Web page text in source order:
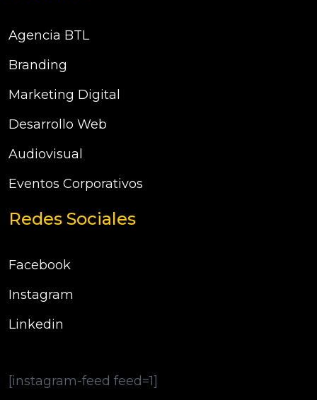
Agencia BTL
Branding
Marketing Digital
Desarrollo Web
Audiovisual
Eventos Corporativos
Redes Sociales
Facebook
Instagram
Linkedin
[instagram-feed feed=1]